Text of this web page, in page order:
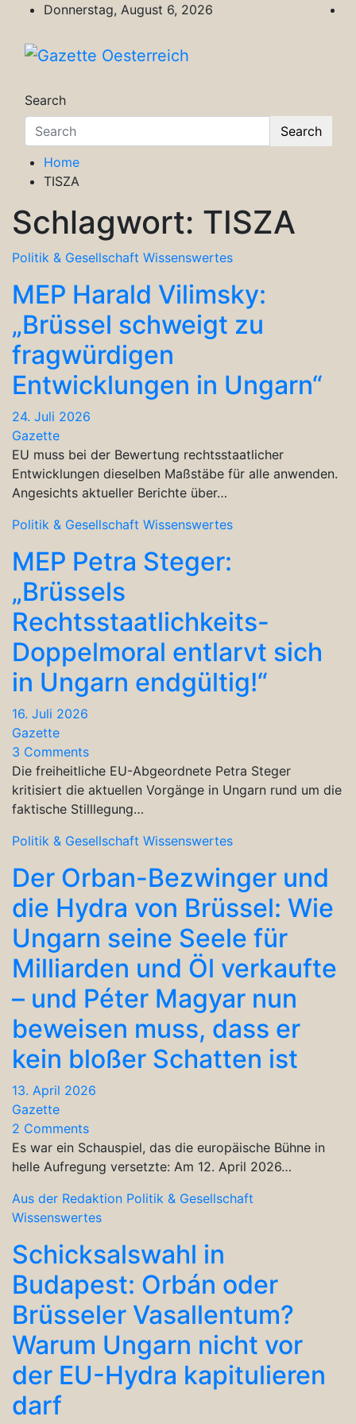
content
Donnerstag, August 6, 2026
Search
Search
Home
TISZA
Schlagwort: TISZA
Politik & Gesellschaft Wissenswertes
MEP Harald Vilimsky:
„Brüssel schweigt zu
fragwürdigen
Entwicklungen in Ungarn“
24. Juli 2026
Gazette
EU muss bei der Bewertung rechtsstaatlicher
Entwicklungen dieselben Maßstäbe für alle anwenden.
Angesichts aktueller Berichte über…
Politik & Gesellschaft Wissenswertes
MEP Petra Steger:
„Brüssels
Rechtsstaatlichkeits-
Doppelmoral entlarvt sich
in Ungarn endgültig!“
16. Juli 2026
Gazette
3 Comments
Die freiheitliche EU-Abgeordnete Petra Steger
kritisiert die aktuellen Vorgänge in Ungarn rund um die
faktische Stilllegung…
Politik & Gesellschaft Wissenswertes
Der Orban-Bezwinger und
die Hydra von Brüssel: Wie
Ungarn seine Seele für
Milliarden und Öl verkaufte
– und Péter Magyar nun
beweisen muss, dass er
kein bloßer Schatten ist
13. April 2026
Gazette
2 Comments
Es war ein Schauspiel, das die europäische Bühne in
helle Aufregung versetzte: Am 12. April 2026…
Aus der Redaktion Politik & Gesellschaft
Wissenswertes
Schicksalswahl in
Budapest: Orbán oder
Brüsseler Vasallentum?
Warum Ungarn nicht vor
der EU-Hydra kapitulieren
darf